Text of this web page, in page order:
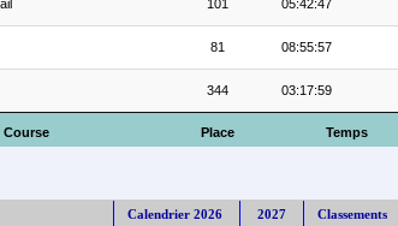
Course Place Temps
101 05:42:47
81 08:55:57
344 03:17:59
Calendrier 2026 2027 Classements